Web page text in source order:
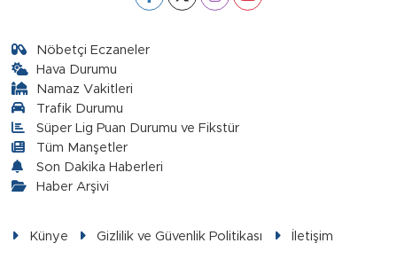
Nöbetçi Eczaneler
Hava Durumu
Namaz Vakitleri
Trafik Durumu
Süper Lig Puan Durumu ve Fikstür
Tüm Manşetler
Son Dakika Haberleri
Haber Arşivi
Künye Gizlilik ve Güvenlik Politikası İletişim